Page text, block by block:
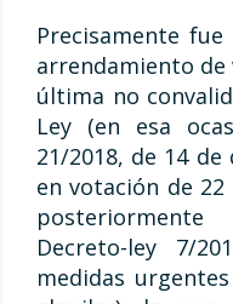
Precisamente
arrendamiento de
última no
Ley (en esa
21/2018, de 14
en votación de 22
posteriormente
Decreto-ley 7/
medidas